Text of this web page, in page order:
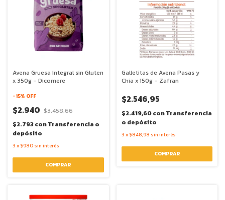
Avena Gruesa Integral sin Gluten
x 350g - Dicomere
-15% OFF
$2.940 $3.458,66
$2.793conTransferencia o
depósito
3 x $980 sin interés
Galletitas de Avena Pasas y
Chia x 150g - Zafran
$2.546,95
$2.419,60conTransferencia
o depósito
3 x $848,98 sin interés